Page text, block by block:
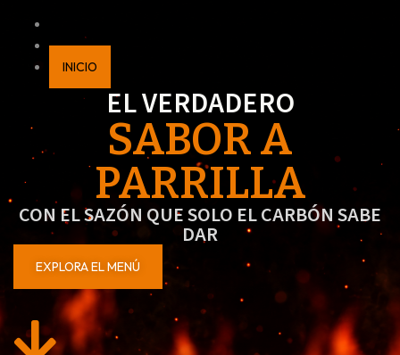
INICIO
EL VERDADERO
SABOR A
PARRILLA
CON EL SAZÓN QUE SOLO EL CARBÓN SABE
DAR
EXPLORA EL MENÚ